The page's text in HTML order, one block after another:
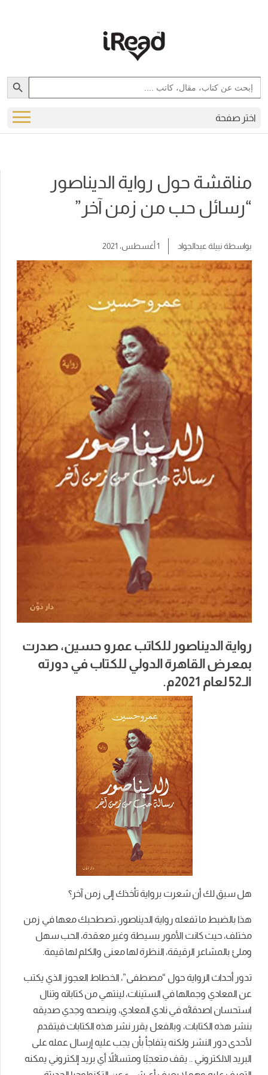
Search
for:
Search Button
اختر صفحة
مناقشة حول رواية الديناصور
“رسائل حب من زمن آخر”
بواسطةنبيلة عبدالجواد 1 أغسطس، 2021
رواية الديناصور للكاتب عمرو حسين، صدرت
بمعرض القاهرة الدولي للكتاب في دورته
الـ52 لعام 2021م.
هل سبق لك أن شعرت برواية تأخذك إلى زمن آخر؟
هذا بالضبط ما تفعله رواية الديناصور، تصطحبك معها في زمن
مختلف، حيث كانت الأمور بسيطة وغير معقدة، الحب سهل
وملئ بالمشاعر الرقيقة، النظرة لها معنى والكلم لها قيمة.
تدور أحداث الرواية حول “مصطفى”، الخطاط العجوز الذي يكتب
عن المعادي وجمالها في الستينات، لينتهي من كتاباته وتنال
استحسان اصدقائه في نادي المعادي، وينصحه وجدي صديقه
بنشر هذه الكتابات، وبالفعل يقرر نشر هذه الكتابات فيتقدم
لأحدى دور النشر ولكنه يتفاجأ بأن يجب عليه إرسال عمله على
البريد الالكتروني .. يقف متعجبًا ومتسائلاً أي بريد إلكتروني يمكنه